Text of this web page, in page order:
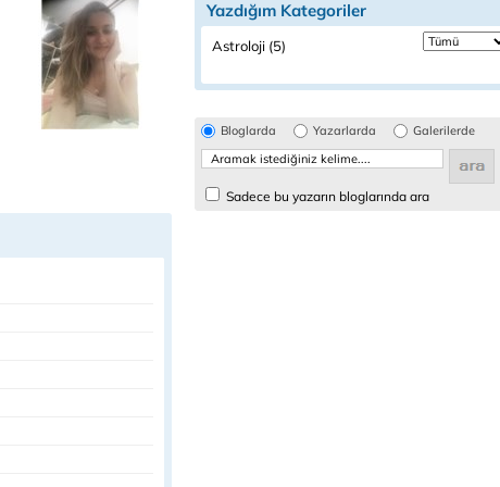
Yazdığım Kategoriler
Astroloji (5)
Bloglarda Yazarlarda Galerilerde
Sadece bu yazarın bloglarında ara